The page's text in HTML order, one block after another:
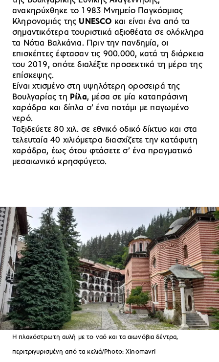
ανακηρύχθηκε το 1983 Μνημείο Παγκόσμιας
Κληρονομιάς της UNESCO και είναι ένα από τα
σημαντικότερα τουριστικά αξιοθέατα σε ολόκληρα
τα Νότια Βαλκάνια. Πριν την πανδημία, οι
επισκέπτες έφτασαν τις 900.000, κατά τη διάρκεια
του 2019, οπότε διαλέξτε προσεκτικά τη μέρα της
επίσκεψης.
Είναι χτισμένο στη υψηλότερη οροσειρά της
Βουλγαρίας τη Ρίλα, μέσα σε μία καταπράσινη
χαράδρα και δίπλα σ’ ένα ποτάμι με παγωμένο
νερό.
Ταξιδεύετε 80 χιλ. σε εθνικό οδικό δίκτυο και στα
τελευταία 40 χιλιόμετρα διασχίζετε την κατάφυτη
χαράδρα, έως ότου φτάσετε σ’ ένα πραγματικό
μεσαιωνικό κρησφύγετο.
Η πλακόστρωτη αυλή με το ναό και τα αιωνόβια δέντρα,
περιτριγυρισμένη από τα κελιά/Photo: Xinomavri